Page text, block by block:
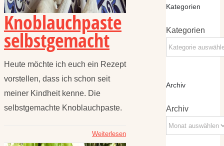
Knoblauchpaste
selbstgemacht
Heute möchte ich euch ein Rezept
vorstellen, dass ich schon seit
meiner Kindheit kenne. Die
selbstgemachte Knoblauchpaste.
Weiterlesen
Kategorien
Kategorien
Archiv
Archiv